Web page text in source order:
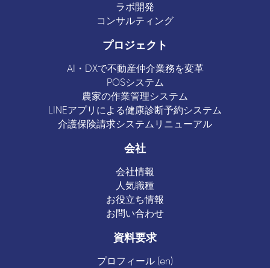
ラボ開発
コンサルティング
プロジェクト
AI・DXで不動産仲介業務を変革
POSシステム
農家の作業管理システム
LINEアプリによる健康診断予約システム
介護保険請求システムリニューアル
会社
会社情報
人気職種
お役立ち情報
お問い合わせ
資料要求
プロフィール (en)